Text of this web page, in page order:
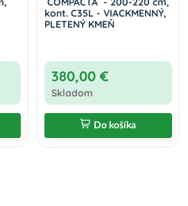
kont. C35L - VIACKMENNÝ,
PLETENÝ KMEŇ
380,00 €
Skladom
Do košíka